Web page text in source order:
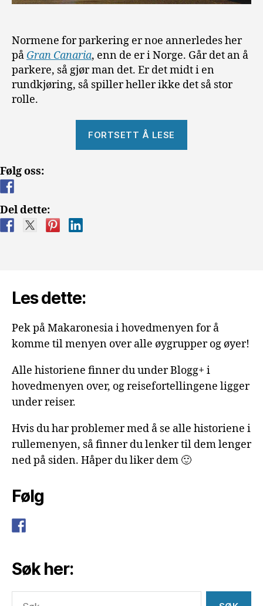
Normene for parkering er noe annerledes her
på Gran Canaria, enn de er i Norge. Går det an å
parkere, så gjør man det. Er det midt i en
rundkjøring, så spiller heller ikke det så stor
rolle.
FORTSETT Å LESE
Følg oss:
Del dette:
Les dette:
Pek på Makaronesia i hovedmenyen for å
komme til menyen over alle øygrupper og øyer!
Alle historiene finner du under Blogg+ i
hovedmenyen over, og reisefortellingene ligger
under reiser.
Hvis du har problemer med å se alle historiene i
rullemenyen, så finner du lenker til dem lenger
ned på siden. Håper du liker dem 🙂
Følg
Søk her: